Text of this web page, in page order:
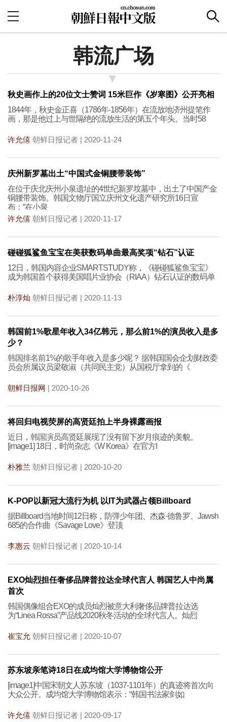
韩流广场
秋史画作上的20位文士赞词 15米巨作《岁寒图》公开亮相
1844年，秋史金正喜（1786年-1856年）在流放地济州提笔作
画，那是他过上与世隔绝的流放生活的第五个年头。当时58
许允僖 朝鲜日报记者 | 2020-11-24
庆州新罗墓出土“中国式金铜腰带装饰”
在位于庆北庆州小泉遗址的4世纪新罗坟墓中，出土了中国产金
铜腰带装饰。韩国文物厅国立庆州文化遗产研究所16日宣
布：“在小泉
许允僖 朝鲜日报记者 | 2020-11-17
碰碰狐鲨鱼宝宝在美获数码单曲最高奖项“钻石”认证
12日，韩国内容企业SMARTSTUDY称，《碰碰狐鲨鱼宝宝》
成为韩国首个获得美国唱片业协会（RIAA）钻石认证的数码单
朴淳灿 朝鲜日报记者 | 2020-11-13
韩国前1%歌星年收入34亿韩元，那么前1%的演员收入是多
少？
韩国排名前1%的歌手年收入是多少呢？ 据韩国国会企划财政委
员会所属议员梁敬淑（共同民主党）从国税厅拿到的《
朝鲜日报网 | 2020-10-26
将回归电视荧屏的高贤廷拍上半身裸露画报
近日，韩国演员高贤廷展现了没有留下岁月痕迹的美貌。
[image1] 18日，时尚杂志《W Korea》在官方I
朴雅兰 朝鲜日报记者 | 2020-10-20
K-POP以新冠大流行为机 以IT为武器占领Billboard
据Billboard当地时间12日称，防弹少年团、杰森·德鲁罗、Jawsh
685的合作曲《Savage Love》登顶
李惠云 朝鲜日报记者 | 2020-10-14
EXO灿烈担任奢侈品牌普拉达全球代言人 韩国艺人中尚属
首次
韩国偶像组合EXO的成员灿烈被意大利奢侈品牌普拉达选
为“Linea Rossa”产品线2020秋冬活动的全球代言人。灿烈
崔宝允 朝鲜日报记者 | 2020-10-07
苏东坡亲笔诗18日在成均馆大学博物馆公开
[image1]中国宋朝文人苏东坡（1037-1101年）的真迹将首次向
大众公开。成均馆大学博物馆表示：“韩国书法家剑如
许允僖 朝鲜日报记者 | 2020-09-17